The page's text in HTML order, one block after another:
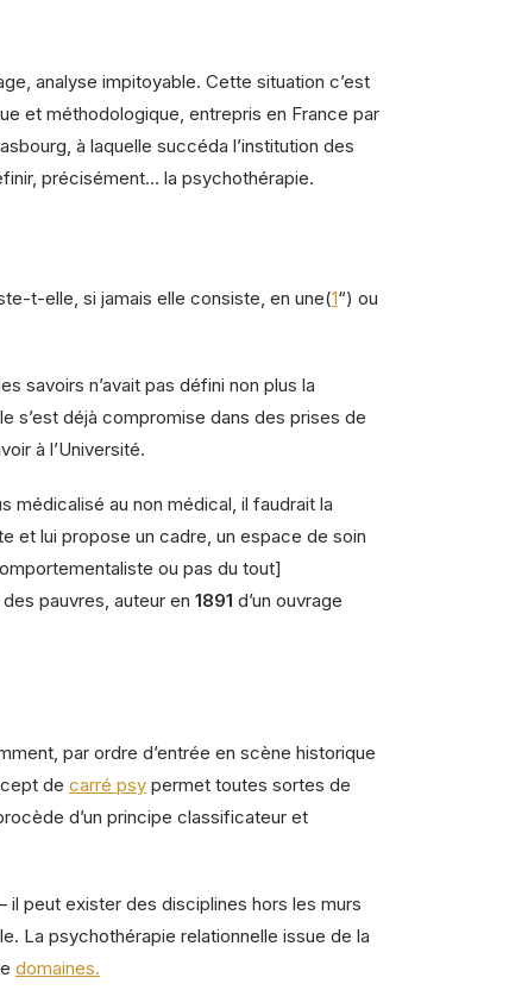
analyse impitoyable. Cette situation c’est
et méthodologique, entrepris en France par
à laquelle succéda l’institution des
précisément… la psychothérapie.
t-elle, si jamais elle consiste, en une(1“) ou
savoirs n’avait pas défini non plus la
s’est déjà compromise dans des prises de
à l’Université.
médicalisé au non médical, il faudrait la
et lui propose un cadre, un espace de soin
ou pas du tout]
pauvres, auteur en 1891 d’un ouvrage
par ordre d’entrée en scène historique
de carré psy permet toutes sortes de
d’un principe classificateur et
peut exister des disciplines hors les murs
La psychothérapie relationnelle issue de la
domaines.